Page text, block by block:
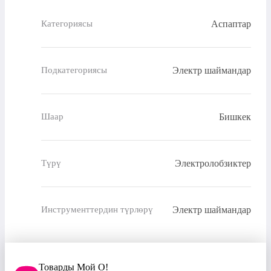
Категориясы Аспаптар
Подкатегориясы Электр шаймандар
Шаар Бишкек
Түрү Электролобзиктер
Инструменттердин түрлөрү Электр шаймандар
Товарды Мой О!